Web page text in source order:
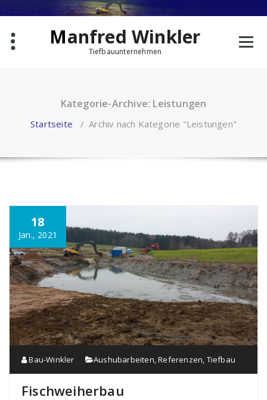
Inhalt
Manfred Winkler
Tiefbauunternehmen
Kategorie-Archive: Leistungen
Startseite /Archiv nach Kategorie "Leistungen"
18
Jan., 2021
Bau-Winkler Aushubarbeiten,Referenzen, Tiefbau
Fischweiherbau